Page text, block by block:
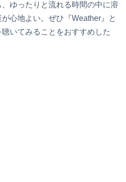
ゆったりと流れる時間の中に溶
心地よい。ぜひ『Weather』と
いてみることをおすすめした